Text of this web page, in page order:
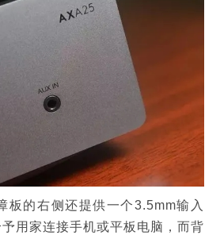
板的右侧还提供一个3.5mm输入
用家连接手机或平板电脑，而背